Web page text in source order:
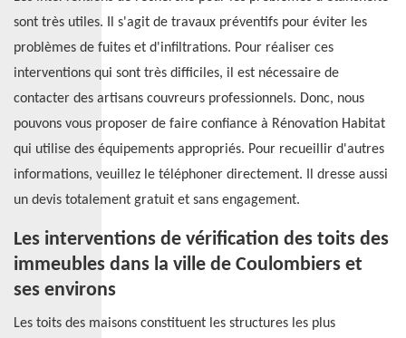
sont très utiles. Il s'agit de travaux préventifs pour éviter les
problèmes de fuites et d'infiltrations. Pour réaliser ces
interventions qui sont très difficiles, il est nécessaire de
contacter des artisans couvreurs professionnels. Donc, nous
pouvons vous proposer de faire confiance à Rénovation Habitat
qui utilise des équipements appropriés. Pour recueillir d'autres
informations, veuillez le téléphoner directement. Il dresse aussi
un devis totalement gratuit et sans engagement.
Les interventions de vérification des toits des
immeubles dans la ville de Coulombiers et
ses environs
Les toits des maisons constituent les structures les plus